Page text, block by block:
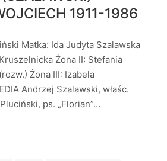
1911-1986
Matka: Ida Judyta Szalawska
Żona II: Stefania
Żona III: Izabela
Andrzej Szalawski, właśc.
ps. „Florian”…